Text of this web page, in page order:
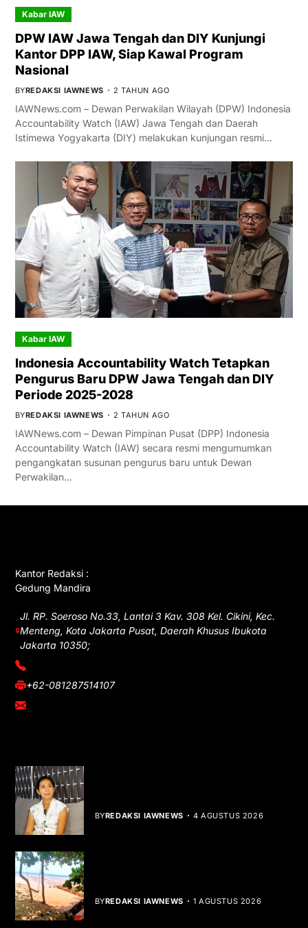
Kabar IAW
DPW IAW Jawa Tengah dan DIY Kunjungi
Kantor DPP IAW, Siap Kawal Program
Nasional
BYREDAKSI IAWNEWS 2 TAHUN AGO
IAWNews.com – Dewan Perwakilan Wilayah (DPW) Indonesia
Accountability Watch (IAW) Jawa Tengah dan Daerah
Istimewa Yogyakarta (DIY) melakukan kunjungan resmi…
Kabar IAW
Indonesia Accountability Watch Tetapkan
Pengurus Baru DPW Jawa Tengah dan DIY
Periode 2025-2028
BYREDAKSI IAWNEWS 2 TAHUN AGO
IAWNews.com – Dewan Pimpinan Pusat (DPP) Indonesia
Accountability Watch (IAW) secara resmi mengumumkan
pengangkatan susunan pengurus baru untuk Dewan
Perwakilan…
Kantor Redaksi :
Gedung Mandira
Jl. RP. Soeroso No.33, Lantai 3 Kav. 308 Kel. Cikini, Kec.
Menteng, Kota Jakarta Pusat, Daerah Khusus Ibukota
Jakarta 10350;
(021) 3908026
+62-081287514107
adm@iawnews.com
BYREDAKSI IAWNEWS 4 AGUSTUS 2026
BYREDAKSI IAWNEWS 1 AGUSTUS 2026